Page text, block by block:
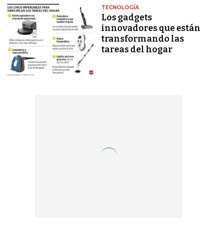
TECNOLOGÍA
Los gadgets
innovadores que están
transformando las
tareas del hogar